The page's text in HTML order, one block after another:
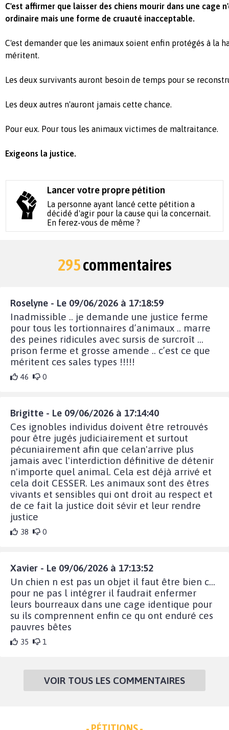
C'est affirmer que laisser des chiens mourir dans une cage
ordinaire mais une forme de cruauté inacceptable.
C'est demander que les animaux soient enfin protégés à la
méritent.
Les deux survivants auront besoin de temps pour se
Les deux autres n'auront jamais cette chance.
Pour eux. Pour tous les animaux victimes de maltraitance.
Exigeons la justice.
Lancer votre propre pétition
La personne ayant lancé cette pétition a
décidé d'agir pour la cause qui la concernait.
En ferez-vous de même ?
295commentaires
Roselyne - Le 09/06/2026 à 17:18:59
Inadmissible .. je demande une justice ferme
pour tous les tortionnaires d’animaux .. marre
des peines ridicules avec sursis de surcroît …
prison ferme et grosse amende .. c’est ce que
méritent ces sales types !!!!!
46 0
Brigitte - Le 09/06/2026 à 17:14:40
Ces ignobles individus doivent être retrouvés
pour être jugés judiciairement et surtout
pécuniairement afin que celan'arrive plus
jamais avec l'interdiction définitive de détenir
n'importe quel animal. Cela est déjà arrivé et
cela doit CESSER. Les animaux sont des êtres
vivants et sensibles qui ont droit au respect et
de ce fait la justice doit sévir et leur rendre
justice
38 0
Xavier - Le 09/06/2026 à 17:13:52
Un chien n est pas un objet il faut être bien c...
pour ne pas l intégrer il faudrait enfermer
leurs bourreaux dans une cage identique pour
su ils comprennent enfin ce qu ont enduré ces
pauvres bêtes
35 1
VOIR TOUS LES COMMENTAIRES